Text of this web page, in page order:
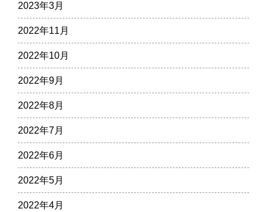
2023年3月
2022年11月
2022年10月
2022年9月
2022年8月
2022年7月
2022年6月
2022年5月
2022年4月